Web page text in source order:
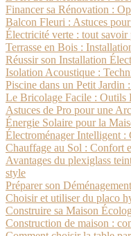
Financer sa Rénovation :
Balcon Fleuri : Astuces
Électricité verte : tout
Terrasse en Bois :
Réussir son Installation
Isolation Acoustique :
Piscine dans un Petit Jardin
Le Bricolage Facile : Outils
Astuces de Pro pour une
Énergie Solaire pour la
Électroménager Intelligent :
Chauffage au Sol : Confort
Avantages du plexiglass
style
Préparer son
Choisir et utiliser du placo
Construire sa Maison
Construction de maison :